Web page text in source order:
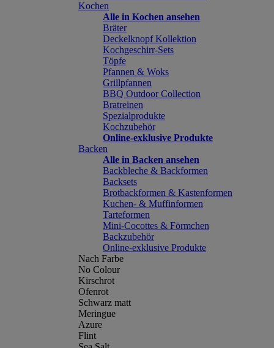
Kochen
Alle in Kochen ansehen
Bräter
Deckelknopf Kollektion
Kochgeschirr-Sets
Töpfe
Pfannen & Woks
Grillpfannen
BBQ Outdoor Collection
Bratreinen
Spezialprodukte
Kochzubehör
Online-exklusive Produkte
Backen
Alle in Backen ansehen
Backbleche & Backformen
Backsets
Brotbackformen & Kastenformen
Kuchen- & Muffinformen
Tarteformen
Mini-Cocottes & Förmchen
Backzubehör
Online-exklusive Produkte
Nach Farbe
No Colour
Kirschrot
Ofenrot
Schwarz matt
Meringue
Azure
Flint